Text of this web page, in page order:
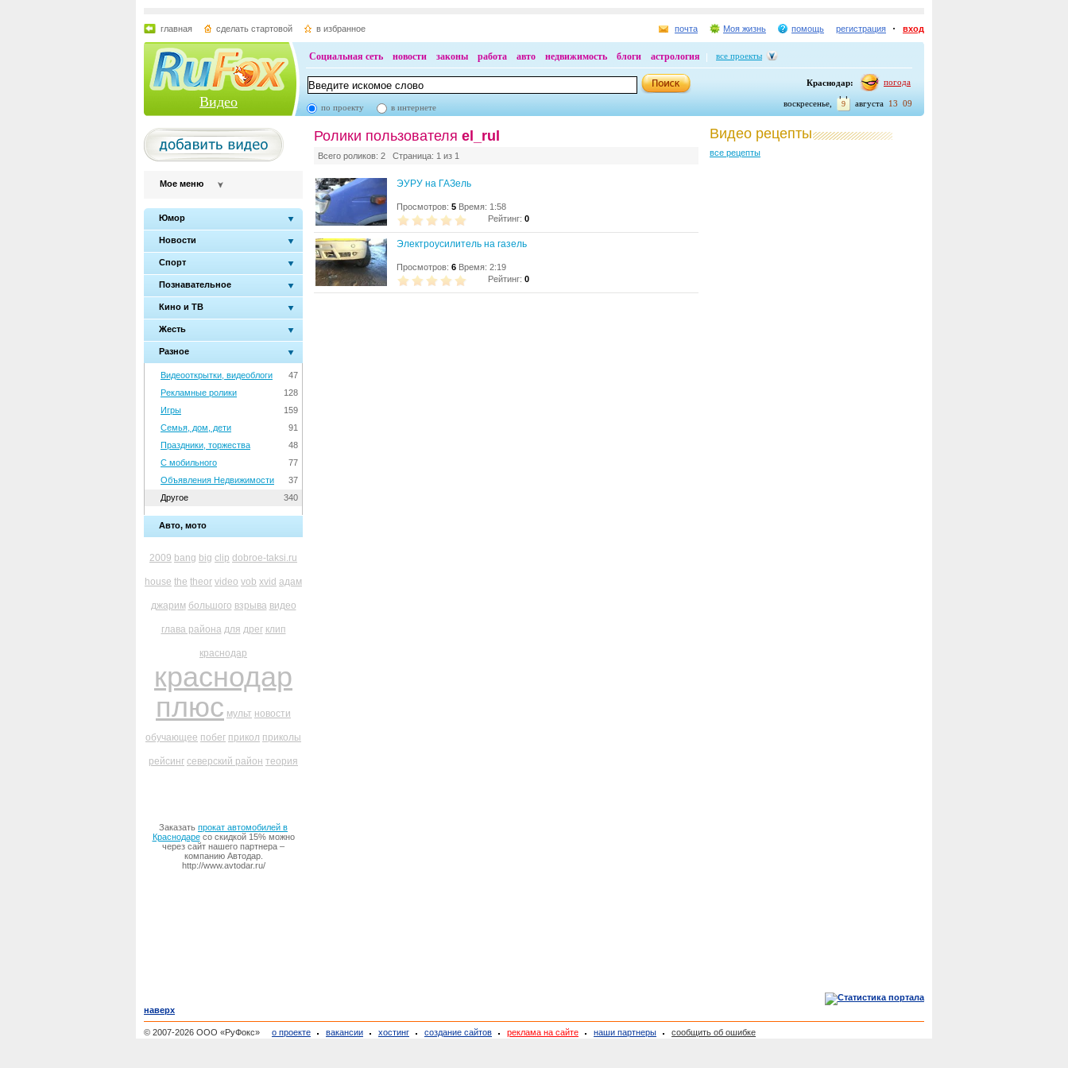
главная сделать стартовой в избранное почта Моя жизнь помощь регистрация вход
Видео
Социальная сеть новости законы работа авто недвижимость блоги астрология все проекты
Краснодар: погода
13 09
августа
9
воскресенье,
по проекту в интернете
Мое меню
Юмор
Новости
Спорт
Познавательное
Кино и ТВ
Жесть
Разное
47
Видеооткрытки, видеоблоги
128
Рекламные ролики
159
Игры
91
Семья, дом, дети
48
Праздники, торжества
77
С мобильного
37
Объявления Недвижимости
340
Другое
Авто, мото
2009 bang big clip dobroe-taksi.ru
house the theor video vob xvid адам
джарим большого взрыва видео
глава района для дрег клип
краснодар
краснодар
плюс мульт новости
обучающее побег прикол приколы
рейсинг северский район теория
Заказать прокат автомобилей в
Краснодаресо скидкой 15% можно
через сайт нашего партнера –
компанию Автодар.
http://www.avtodar.ru/
Видео рецепты
все рецепты
Ролики пользователя el_rul
Всего роликов: 2 Страница: 1 из 1
ЭУРУ на ГАЗель
Просмотров: 5 Время: 1:58
Рейтинг: 0
Электроусилитель на газель
Просмотров: 6 Время: 2:19
Рейтинг: 0
наверх
© 2007-2026 ООО «РуФокс» о проекте вакансии хостинг создание сайтов реклама на сайте наши партнеры сообщить об ошибке